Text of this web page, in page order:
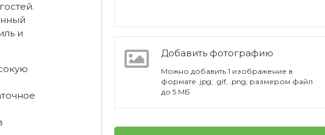
и
Добавить фотографию
Можно добавить 1 изображение в
формате .jpg, .gif, .png, размером файл
до 5 МБ